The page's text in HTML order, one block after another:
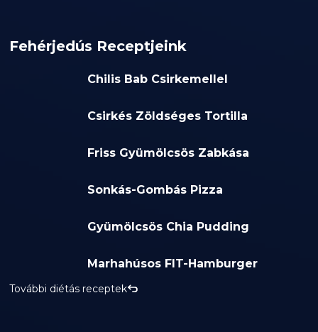
Fehérjedús Receptjeink
Chilis Bab Csirkemellel
Csirkés Zöldséges Tortilla
Friss Gyümölcsös Zabkása
Sonkás-Gombás Pizza
Gyümölcsös Chia Pudding
Marhahúsos FIT-Hamburger
További diétás receptek